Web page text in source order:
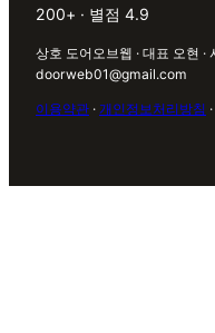
200+ · 별점 4.9
상호 도어오브웹 · 대표 오현
doorweb01@gmail.com
이용약관 · 개인정보처리방침